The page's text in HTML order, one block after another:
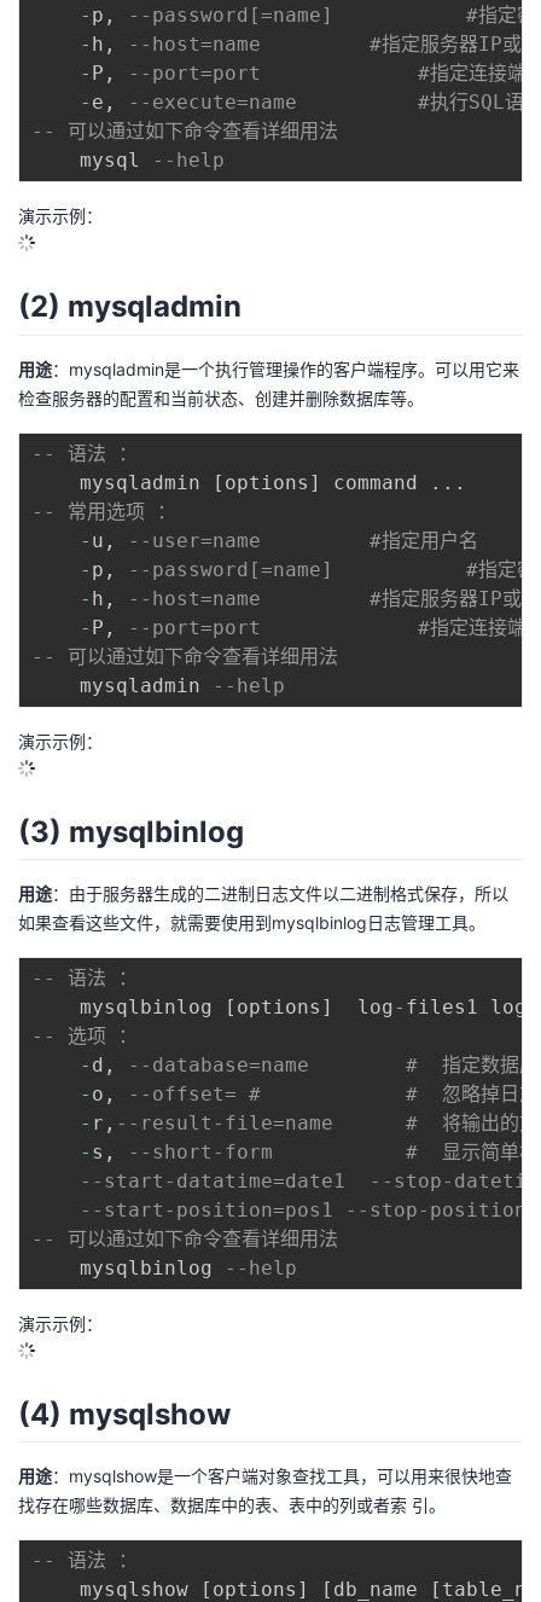
- p ,
--password[=name]           #指定密
- h ,
--host=name         #指定服务器IP或域
- P ,
--port=port             #指定连接端
- e ,
--execute=name          #执行SQL语句
-- 可以通过如下命令查看详细用法
	mysql
--help
演示示例：
(2) mysqladmin
用途：mysqladmin是一个执行管理操作的客户端程序。可以用它来
检查服务器的配置和当前状态、创建并删除数据库等。
-- 语法 ：
    mysqladmin
[ options ] command . . .
-- 常用选项 ：
- u ,
--user=name         #指定用户名
- p ,
--password[=name]           #指定密
- h ,
--host=name         #指定服务器IP或域
- P ,
--port=port             #指定连接端
-- 可以通过如下命令查看详细用法
	mysqladmin
--help
演示示例：
(3) mysqlbinlog
用途：由于服务器生成的二进制日志文件以二进制格式保存，所以
如果查看这些文件，就需要使用到mysqlbinlog日志管理工具。
-- 语法 ：
	mysqlbinlog
[ options ]
  log
- files1 log
-- 选项 ：
- d ,
--database=name        #  指定数据库名
- o ,
--offset= #            #  忽略掉日志中
- r , --result-file=name      #  将输出的文本
- s ,
--short-form           #  显示简单格式
--start-datatime=date1  --stop-
--start-position=pos1 --stop-
-- 可以通过如下命令查看详细用法
	mysqlbinlog
--help
演示示例：
(4) mysqlshow
用途：mysqlshow是一个客户端对象查找工具，可以用来很快地查
找存在哪些数据库、数据库中的表、表中的列或者索 引。
-- 语法 ：
    mysqlshow
[ options ] [ db_name [